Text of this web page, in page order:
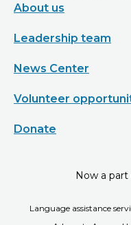
About us
Leadership team
News Center
Volunteer
Donate
Now a
Language assistance